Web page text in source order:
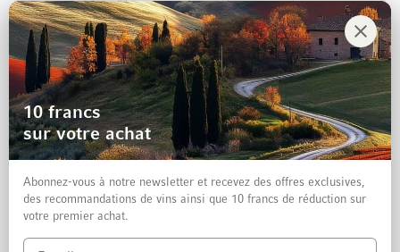
Prépaiement Facture
10 francs
sur votre achat
Abonnez-vous à notre newsletter et recevez des offres exclusives,
des recommandations de vins ainsi que 10 francs de réduction sur
votre premier achat.